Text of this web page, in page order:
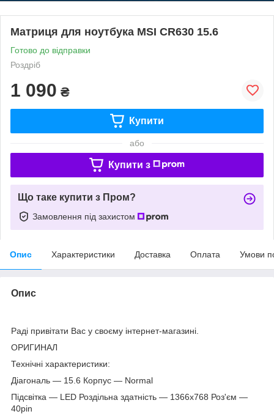
Матриця для ноутбука MSI CR630 15.6
Готово до відправки
Роздріб
1 090 ₴
Купити
або
Купити з
Що таке купити з Пром?
Замовлення під захистом
Опис Характеристики Доставка Оплата Умови
Опис
Раді привітати Вас у своєму інтернет-магазині.
ОРИГИНАЛ
Технічні характеристики:
Діагональ — 15.6 Корпус — Normal
Підсвітка — LED Роздільна здатність — 1366х768 Роз'єм —
40pin